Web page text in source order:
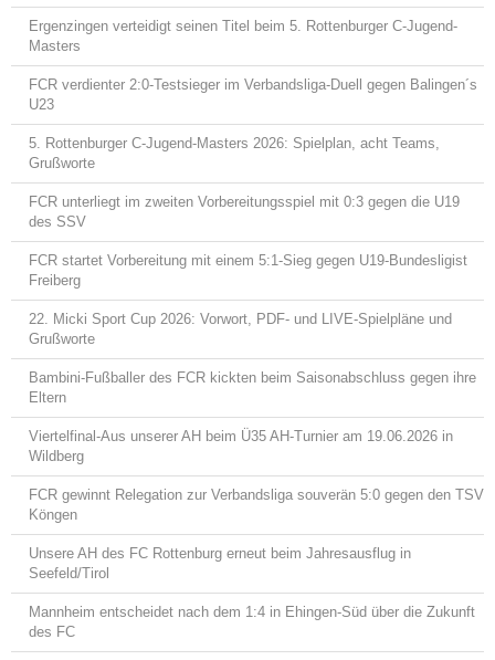
Ergenzingen verteidigt seinen Titel beim 5. Rottenburger C-Jugend-
Masters
FCR verdienter 2:0-Testsieger im Verbandsliga-Duell gegen Balingen´s
U23
5. Rottenburger C-Jugend-Masters 2026: Spielplan, acht Teams,
Grußworte
FCR unterliegt im zweiten Vorbereitungsspiel mit 0:3 gegen die U19
des SSV
FCR startet Vorbereitung mit einem 5:1-Sieg gegen U19-Bundesligist
Freiberg
22. Micki Sport Cup 2026: Vorwort, PDF- und LIVE-Spielpläne und
Grußworte
Bambini-Fußballer des FCR kickten beim Saisonabschluss gegen ihre
Eltern
Viertelfinal-Aus unserer AH beim Ü35 AH-Turnier am 19.06.2026 in
Wildberg
FCR gewinnt Relegation zur Verbandsliga souverän 5:0 gegen den TSV
Köngen
Unsere AH des FC Rottenburg erneut beim Jahresausflug in
Seefeld/Tirol
Mannheim entscheidet nach dem 1:4 in Ehingen-Süd über die Zukunft
des FC